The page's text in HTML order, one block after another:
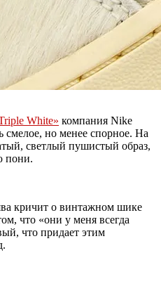
White» компания Nike
смелое, но менее спорное. На
светлый пушистый образ,
пони.
кричит о винтажном шике
что «они у меня всегда
что придает этим